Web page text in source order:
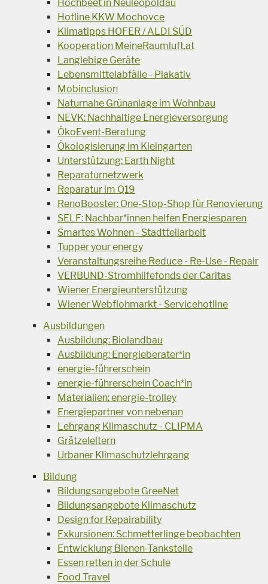
Hochbeet in Neuleopoldau
Hotline KKW Mochovce
Klimatipps HOFER / ALDI SÜD
Kooperation MeineRaumluft.at
Langlebige Geräte
Lebensmittelabfälle - Plakativ
Mobinclusion
Naturnahe Grünanlage im Wohnbau
NEVK: Nachhaltige Energieversorgung
ÖkoEvent-Beratung
Ökologisierung im Kleingarten
Unterstützung: Earth Night
Reparaturnetzwerk
Reparatur im Q19
RenoBooster: One-Stop-Shop für Renovierung
SELF: Nachbar*innen helfen Energiesparen
Smartes Wohnen - Stadtteilarbeit
Tupper your energy
Veranstaltungsreihe Reduce - Re-Use - Repair
VERBUND-Stromhilfefonds der Caritas
Wiener Energieunterstützung
Wiener Webflohmarkt - Servicehotline
Ausbildungen
Ausbildung: Biolandbau
Ausbildung: Energieberater*in
energie-führerschein
energie-führerschein Coach*in
Materialien: energie-trolley
Energiepartner von nebenan
Lehrgang Klimaschutz - CLIPMA
Grätzeleltern
Urbaner Klimaschutzlehrgang
Bildung
Bildungsangebote GreeNet
Bildungsangebote Klimaschutz
Design for Repairability
Exkursionen: Schmetterlinge beobachten
Entwicklung Bienen-Tankstelle
Essen retten in der Schule
Food Travel